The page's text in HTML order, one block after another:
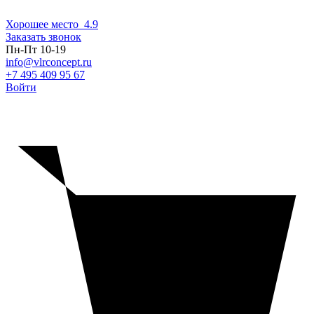
Хорошее место 4.9
Заказать звонок
Пн-Пт 10-19
info@vlrconcept.ru
+7 495 409 95 67
Войти